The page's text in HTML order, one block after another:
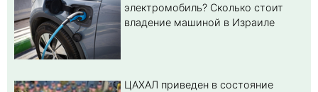
электромобиль? Cколько стоит
владение машиной в Израиле
ЦАХАЛ приведен в состояние